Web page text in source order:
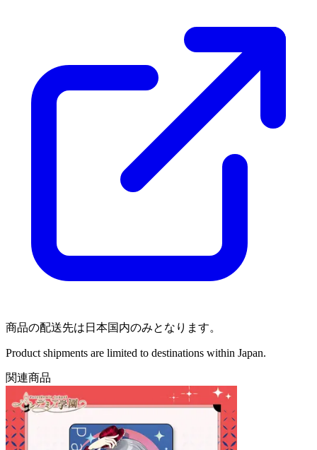
商品の配送先は日本国内のみとなります。
Product shipments are limited to destinations within Japan.
関連商品